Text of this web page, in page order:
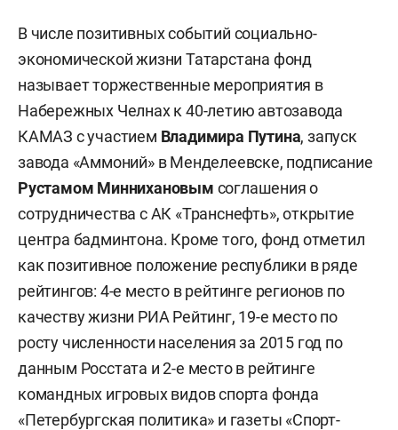
В числе позитивных событий социально-
экономической жизни Татарстана фонд
называет торжественные мероприятия в
Набережных Челнах к 40-летию автозавода
КАМАЗ с участием Владимира Путина, запуск
завода «Аммоний» в Менделеевске, подписание
Рустамом Миннихановым соглашения о
сотрудничества с АК «Транснефть», открытие
центра бадминтона. Кроме того, фонд отметил
как позитивное положение республики в ряде
рейтингов: 4-е место в рейтинге регионов по
качеству жизни РИА Рейтинг, 19-е место по
росту численности населения за 2015 год по
данным Росстата и 2-е место в рейтинге
командных игровых видов спорта фонда
«Петербургская политика» и газеты «Спорт-